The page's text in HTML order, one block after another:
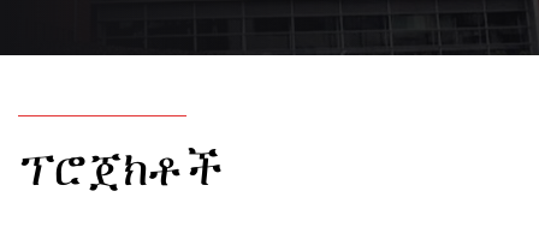
ፕሮጀክቶች